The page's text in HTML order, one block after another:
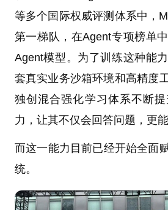
等多个国际权威评测体系中，
第一梯队，在Agent专项榜单
Agent模型。为了训练这种能
套真实业务沙箱环境和高精度
独创混合强化学习体系不断
力，让其不仅会回答问题，更能
而这一能力目前已经开始全面
统。